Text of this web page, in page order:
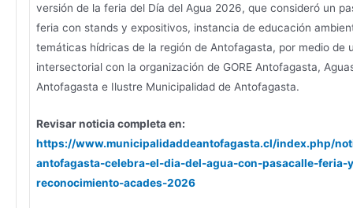
versión de la feria del Día del Agua 2026, que consideró un
feria con stands y expositivos, instancia de educación
temáticas hídricas de la región de Antofagasta, por medio de
intersectorial con la organización de GORE Antofagasta,
Antofagasta e Ilustre Municipalidad de Antofagasta.
Revisar noticia completa en:
https://www.municipalidaddeantofagasta.cl/index.php/
antofagasta-celebra-el-dia-del-agua-con-pasacalle-feria-
reconocimiento-acades-2026